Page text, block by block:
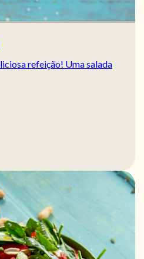
refeição! Uma salada